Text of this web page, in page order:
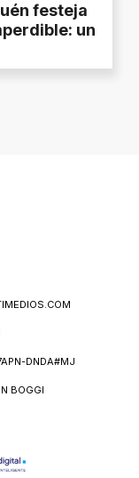
festeja
un
DNDA#MJ
BOGGI